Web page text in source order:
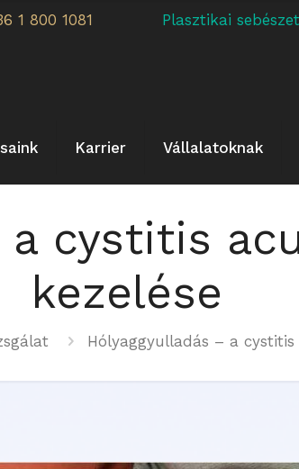
1 800 1081 Plasztikai
Karrier Vállalatoknak
a cystitis
kezelése
Hólyaggyulladás – a